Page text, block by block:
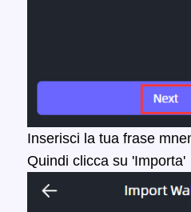
Inserisci la tua frase
Quindi clicca su 'Importa'